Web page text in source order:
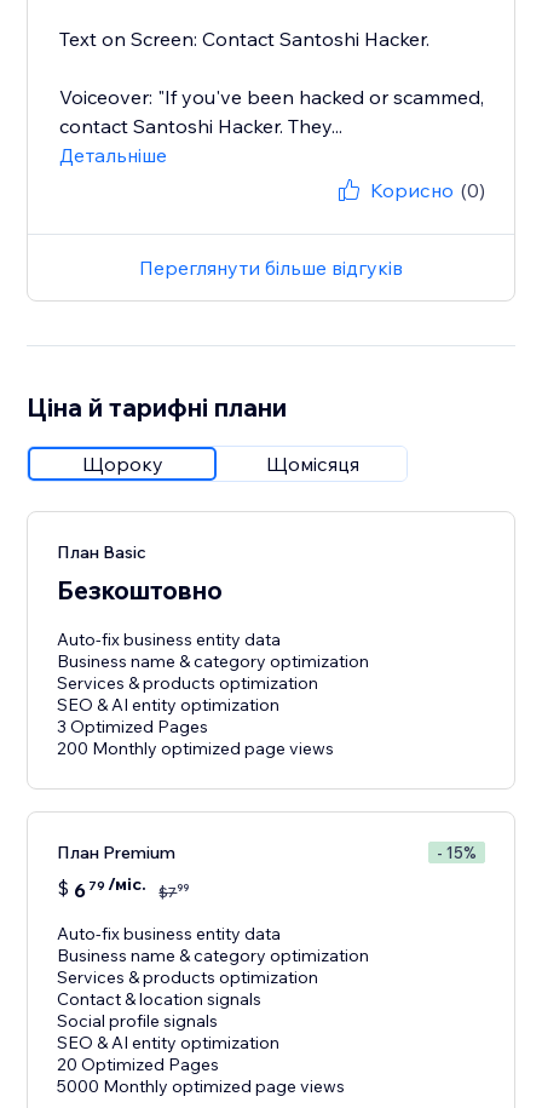
Text on Screen: Contact Santoshi Hacker.
Voiceover: "If you've been hacked or scammed,
contact Santoshi Hacker. They...
Детальніше
Корисно (0)
Переглянути більше відгуків
Ціна й тарифні плани
Щороку Щомісяця
План Basic
Безкоштовно
Auto-fix business entity data
Business name & category optimization
Services & products optimization
SEO & AI entity optimization
3 Optimized Pages
200 Monthly optimized page views
План Premium - 15%
$ 6 79 /міс. $799
Auto-fix business entity data
Business name & category optimization
Services & products optimization
Contact & location signals
Social profile signals
SEO & AI entity optimization
20 Optimized Pages
5000 Monthly optimized page views